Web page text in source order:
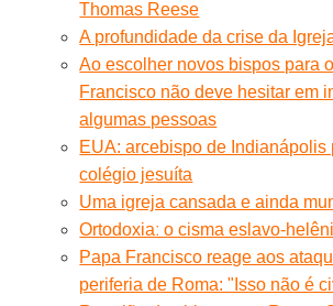
Thomas Reese
A profundidade da crise da
Ao escolher novos bispos para
Francisco não deve hesitar em
algumas pessoas
EUA: arcebispo de Indianápolis
colégio jesuíta
Uma igreja cansada e ainda
Ortodoxiaː o cisma eslavo-
Papa Francisco reage aos
periferia de Roma: "Isso não é